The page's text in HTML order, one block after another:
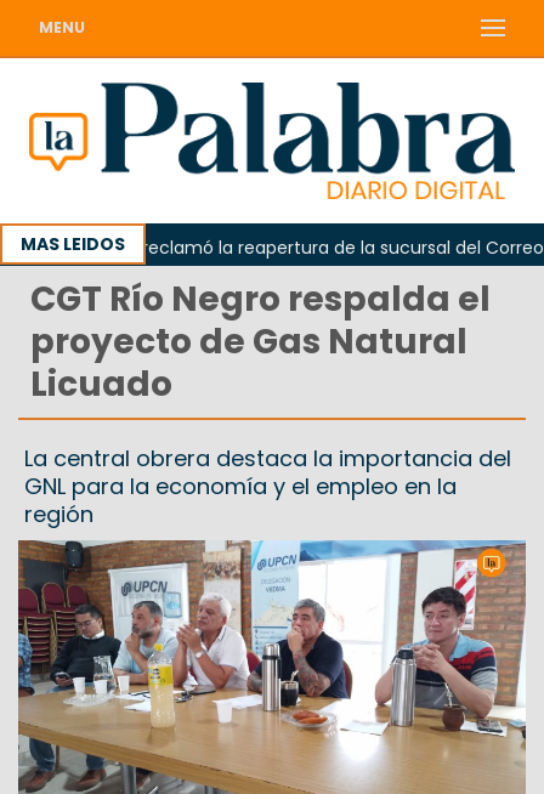
MENU
MAS LEIDOS
Odarda reclamó la reapertura de la sucursal del Correo
CGT Río Negro respalda el
proyecto de Gas Natural
Licuado
La central obrera destaca la importancia del
GNL para la economía y el empleo en la
región